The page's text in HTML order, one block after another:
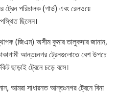
পরিচালক (গার্ড) এবং রেলওয়ে
ছিলেন।
(জিএম) অসীম কুমার তালুকদার জানান,
আন্তঃনগর ট্রেনগুলোতে বেশ উপচে
ছাড়াই ট্রেনে চড়ে বসে।
আমরা সাধারনত আন্তঃনগর ট্রেনে বিনা